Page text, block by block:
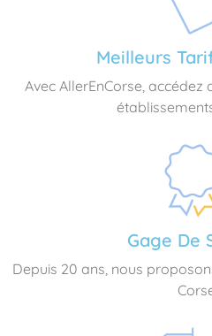
Meilleurs
Avec AllerEnCorse,
Gage De
Depuis 20 ans, nous